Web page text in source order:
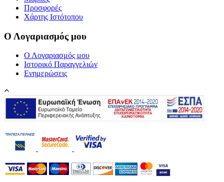
Προσφορές
Χάρτης Ιστότοπου
Ο Λογαριασμός μου
Ο Λογαριασμός μου
Ιστορικό Παραγγελιών
Ενημερώσεις